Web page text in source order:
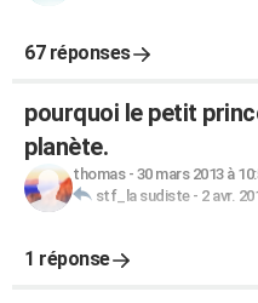
67 réponses
pourquoi le petit
planète.
thomas- 30 mars 2013 à
stf_la sudiste- 2 avr.
1 réponse